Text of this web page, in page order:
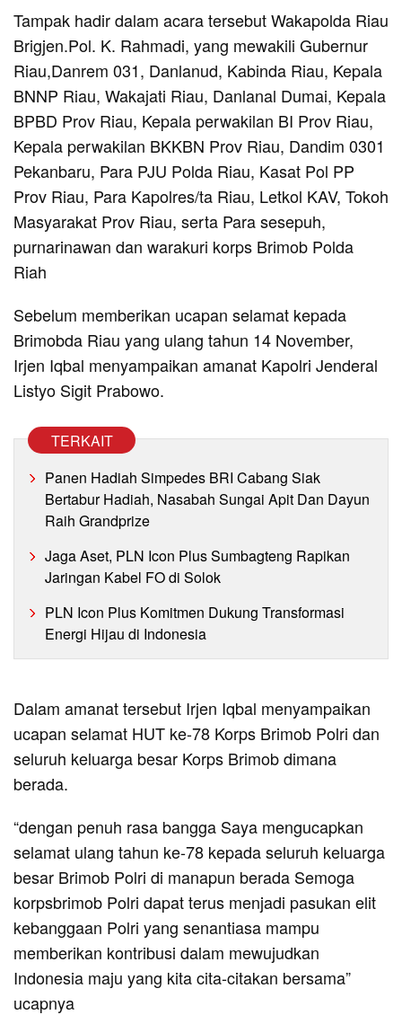
Tampak hadir dalam acara tersebut Wakapolda Riau
Brigjen.Pol. K. Rahmadi, yang mewakili Gubernur
Riau,Danrem 031, Danlanud, Kabinda Riau, Kepala
BNNP Riau, Wakajati Riau, Danlanal Dumai, Kepala
BPBD Prov Riau, Kepala perwakilan BI Prov Riau,
Kepala perwakilan BKKBN Prov Riau, Dandim 0301
Pekanbaru, Para PJU Polda Riau, Kasat Pol PP
Prov Riau, Para Kapolres/ta Riau, Letkol KAV, Tokoh
Masyarakat Prov Riau, serta Para sesepuh,
purnarinawan dan warakuri korps Brimob Polda
Riah
Sebelum memberikan ucapan selamat kepada
Brimobda Riau yang ulang tahun 14 November,
Irjen Iqbal menyampaikan amanat Kapolri Jenderal
Listyo Sigit Prabowo.
TERKAIT
Panen Hadiah Simpedes BRI Cabang Siak
Bertabur Hadiah, Nasabah Sungai Apit Dan Dayun
Raih Grandprize
Jaga Aset, PLN Icon Plus Sumbagteng Rapikan
Jaringan Kabel FO di Solok
PLN Icon Plus Komitmen Dukung Transformasi
Energi Hijau di Indonesia
Dalam amanat tersebut Irjen Iqbal menyampaikan
ucapan selamat HUT ke-78 Korps Brimob Polri dan
seluruh keluarga besar Korps Brimob dimana
berada.
“dengan penuh rasa bangga Saya mengucapkan
selamat ulang tahun ke-78 kepada seluruh keluarga
besar Brimob Polri di manapun berada Semoga
korpsbrimob Polri dapat terus menjadi pasukan elit
kebanggaan Polri yang senantiasa mampu
memberikan kontribusi dalam mewujudkan
Indonesia maju yang kita cita-citakan bersama”
ucapnya